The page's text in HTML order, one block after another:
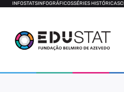
INFOSTATSINFOGRÁFICOSSÉRIES HISTÓRICAS